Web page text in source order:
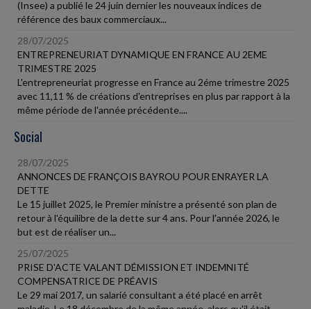
(Insee) a publié le 24 juin dernier les nouveaux indices de
référence des baux commerciaux...
28/07/2025
ENTREPRENEURIAT DYNAMIQUE EN FRANCE AU 2EME
TRIMESTRE 2025
L'entrepreneuriat progresse en France au 2éme trimestre 2025
avec 11,11 % de créations d'entreprises en plus par rapport à la
même période de l'année précédente....
Social
28/07/2025
ANNONCES DE FRANÇOIS BAYROU POUR ENRAYER LA
DETTE
Le 15 juillet 2025, le Premier ministre a présenté son plan de
retour à l'équilibre de la dette sur 4 ans. Pour l'année 2026, le
but est de réaliser un...
25/07/2025
PRISE D'ACTE VALANT DÉMISSION ET INDEMNITÉ
COMPENSATRICE DE PRÉAVIS
Le 29 mai 2017, un salarié consultant a été placé en arrêt